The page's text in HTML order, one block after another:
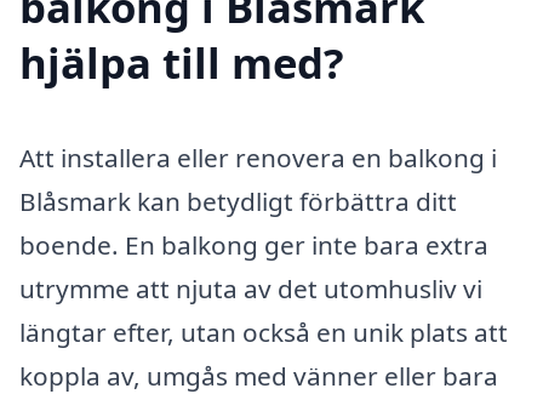
hjälpa till med?
Att installera eller renovera en balkong i
Blåsmark kan betydligt förbättra ditt
boende. En balkong ger inte bara extra
utrymme att njuta av det utomhusliv vi
längtar efter, utan också en unik plats att
koppla av, umgås med vänner eller bara